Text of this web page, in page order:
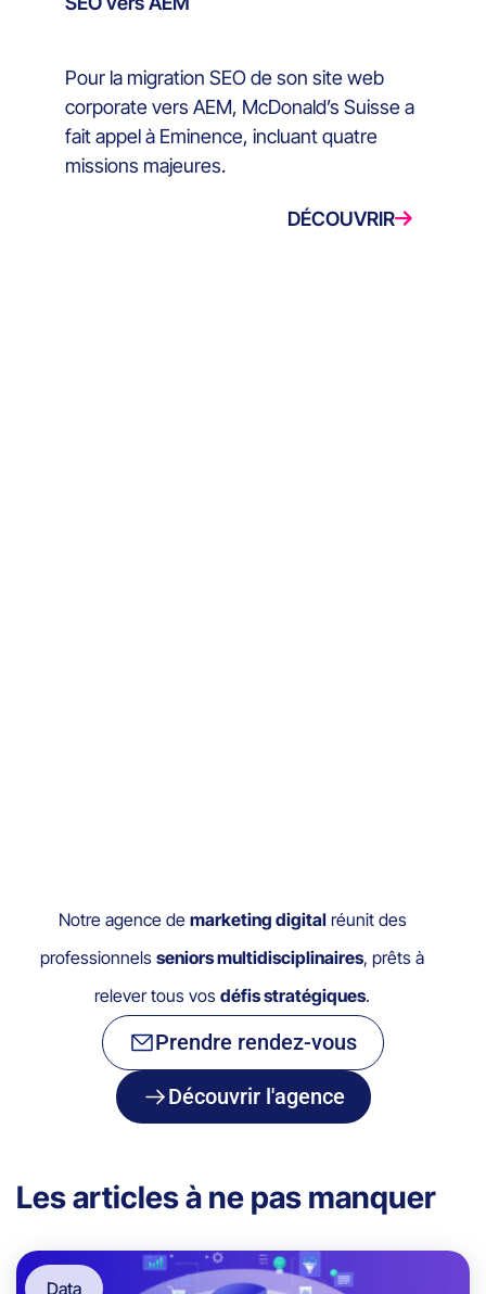
Pour la migration SEO de son site web
corporate vers AEM, McDonald’s Suisse a
fait appel à Eminence, incluant quatre
missions majeures.
DÉCOUVRIR
Notre agence de marketing digitalréunit des
professionnelsseniors multidisciplinaires, prêts à
relever tous vosdéfis stratégiques.
Prendre rendez-vous
Découvrir l'agence
Les articles à ne pas manquer
Data